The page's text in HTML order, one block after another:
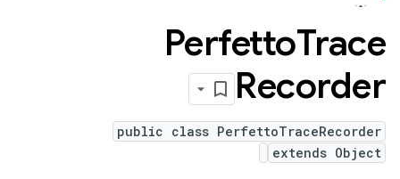
PerfettoTrace
Recorder
public class PerfettoTraceRecorder
extends Object